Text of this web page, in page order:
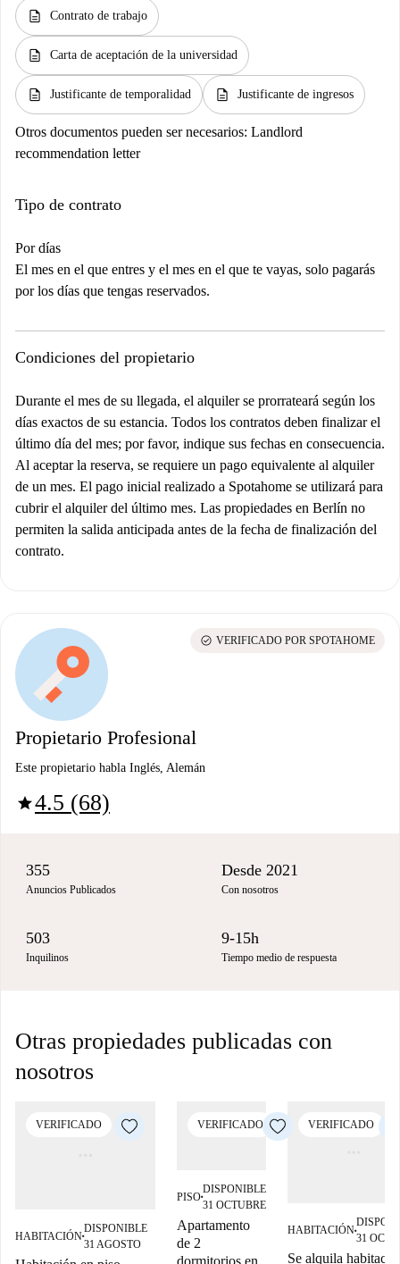
description Contrato de trabajo
description Carta de aceptación de la universidad
description Justificante de temporalidad description Justificante de ingresos
Otros documentos pueden ser necesarios: Landlord
recommendation letter
Tipo de contrato
Por días
El mes en el que entres y el mes en el que te vayas, solo pagarás
por los días que tengas reservados.
Condiciones del propietario
Durante el mes de su llegada, el alquiler se prorrateará según los
días exactos de su estancia. Todos los contratos deben finalizar el
último día del mes; por favor, indique sus fechas en consecuencia.
Al aceptar la reserva, se requiere un pago equivalente al alquiler
de un mes. El pago inicial realizado a Spotahome se utilizará para
cubrir el alquiler del último mes. Las propiedades en Berlín no
permiten la salida anticipada antes de la fecha de finalización del
contrato.
Propietario Profesional
Este propietario habla Inglés, Alemán
star4.5 (68)
check_circle VERIFICADO POR SPOTAHOME
355
Anuncios Publicados
Desde 2021
Con nosotros
503
Inquilinos
9-15h
Tiempo medio de respuesta
Otras propiedades publicadas con
nosotros
VERIFICADO
HABITACIÓN■
DISPONIBLE
31 AGOSTO
VERIFICADO
PISO■
DISPONIBLE
31 OCTUBRE
Apartamento
de 2
dormitorios en
VERIFICADO
HABITACIÓN■
31
Se alquila